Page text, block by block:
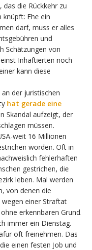
die Rückkehr zu
knüpft: Ehe ein
darf, muss er alles
und
Schätzungen von
Inhaftierten noch
kann diese
der juristischen
hat gerade eine
Skandal aufzeigt, der
müssen.
weit 16 Millionen
worden. Oft in
fehlerhaften
gestrichen, die
leben. Mal werden
von denen die
einer Straftat
erkennbaren Grund.
immer ein Dienstag.
oft freinehmen. Das
einen festen Job und